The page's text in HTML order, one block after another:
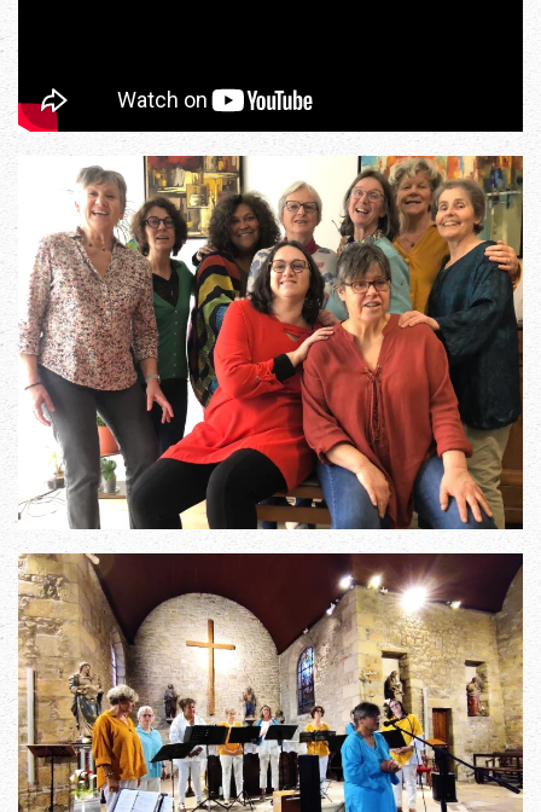
Read more
Read more